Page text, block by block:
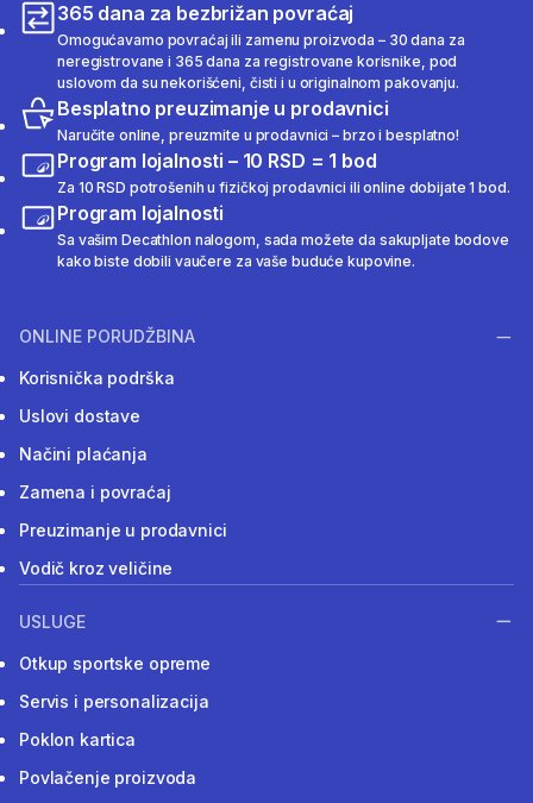
365 dana za bezbrižan povraćaj
Omogućavamo povraćaj ili zamenu proizvoda – 30 dana za
neregistrovane i 365 dana za registrovane korisnike, pod
uslovom da su nekorišćeni, čisti i u originalnom pakovanju.
Besplatno preuzimanje u prodavnici
Naručite online, preuzmite u prodavnici – brzo i besplatno!
Program lojalnosti – 10 RSD = 1 bod
Za 10 RSD potrošenih u fizičkoj prodavnici ili online dobijate 1 bod.
Program lojalnosti
Sa vašim Decathlon nalogom, sada možete da sakupljate bodove
kako biste dobili vaučere za vaše buduće kupovine.
ONLINE PORUDŽBINA
Korisnička podrška
Uslovi dostave
Načini plaćanja
Zamena i povraćaj
Preuzimanje u prodavnici
Vodič kroz veličine
USLUGE
Otkup sportske opreme
Servis i personalizacija
Poklon kartica
Povlačenje proizvoda